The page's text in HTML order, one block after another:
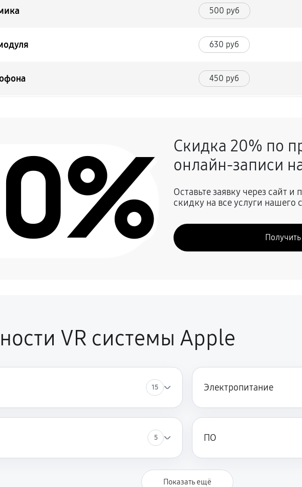
500 руб
630 руб
450 руб
500 руб
(замена резинок, креплений, кнопок)
Скидка 20% по
онлайн-записи
Оставьте заявку через сайт
скидку на все услуги нашего
VR системы Apple
15 Электропитание
5 ПО
Показать ещё